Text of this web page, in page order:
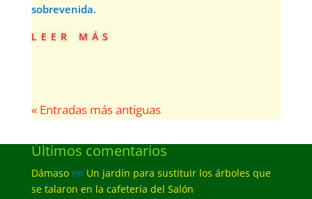
sobrevenida.
leer más
« Entradas más antiguas
Últimos comentarios
Dámasoen Un jardín para sustituir los árboles que
se talaron en la cafetería del Salón